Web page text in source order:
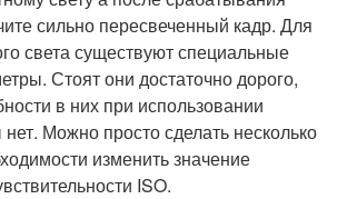
сильно пересвеченный кадр. Для
света существуют специальные
Стоят они достаточно дорого,
в них при использовании
Можно просто сделать несколько
изменить значение
ISO.